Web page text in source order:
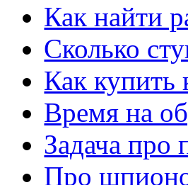
Как найти
Сколько
Как купить
Время на
Задача про
Про